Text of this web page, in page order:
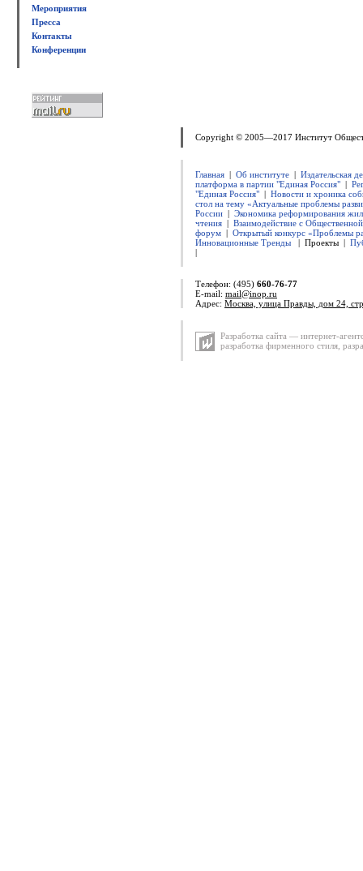
Мероприятия
Пресса
Контакты
Конференции
Copyright © 2005—2017 Институт
Главная | Об институте | Издательская
платформа в партии "Единая Россия" |
"Единая Россия" | Новости и хроника
стол на тему «Актуальные проблемы
России | Экономика реформирования
чтения | Взаимодействие с
форум | Открытый конкурс «Проблемы
Инновационные Тренды
| Проекты |
|
Телефон: (495) 660-76-77
E-mail: mail@inop.ru
Адрес: Москва, улица Правды, дом 24,
Разработка сайта — интернет-
разработка фирменного стиля